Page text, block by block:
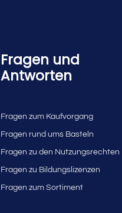
Fragen und
Antworten
Fragen zum Kaufvorgang
Fragen rund ums Basteln
Fragen zu den Nutzungsrechten
Fragen zu Bildungslizenzen
Fragen zum Sortiment